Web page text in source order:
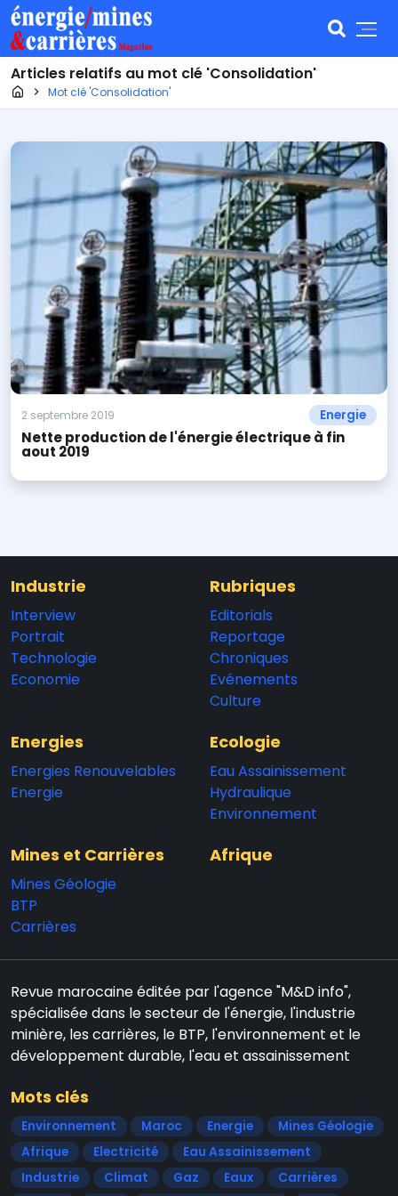
Articles relatifs au mot clé 'Consolidation'
Page d'accueil
Mot clé 'Consolidation'
2 septembre 2019 Energie
Nette production de l'énergie électrique à fin
aout 2019
Industrie
Interview
Portrait
Technologie
Economie
Rubriques
Editorials
Reportage
Chroniques
Evénements
Culture
Energies
Energies Renouvelables
Energie
Ecologie
Eau Assainissement
Hydraulique
Environnement
Mines et Carrières
Mines Géologie
BTP
Carrières
Afrique
Revue marocaine éditée par l'agence "M&D info",
spécialisée dans le secteur de l'énergie, l'industrie
minière, les carrières, le BTP, l'environnement et le
développement durable, l'eau et assainissement
Mots clés
Environnement Maroc Energie
Mines Géologie
Afrique
Electricité
Eau Assainissement
Industrie
Climat Gaz Eaux
Carrières